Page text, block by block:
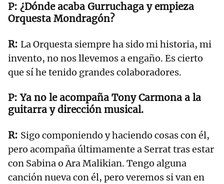
¿Dónde acaba Gurruchaga y empieza
Orquesta Mondragón?
La Orquesta siempre ha sido mi historia, mi
invento, no nos llevemos a engaño. Es cierto
que sí he tenido grandes colaboradores.
Ya no le acompaña Tony Carmona a la
guitarra y dirección musical.
Sigo componiendo y haciendo cosas con él,
pero acompaña últimamente a Serrat tras estar
con Sabina o Ara Malikian. Tengo alguna
canción nueva con él, pero veremos si van en